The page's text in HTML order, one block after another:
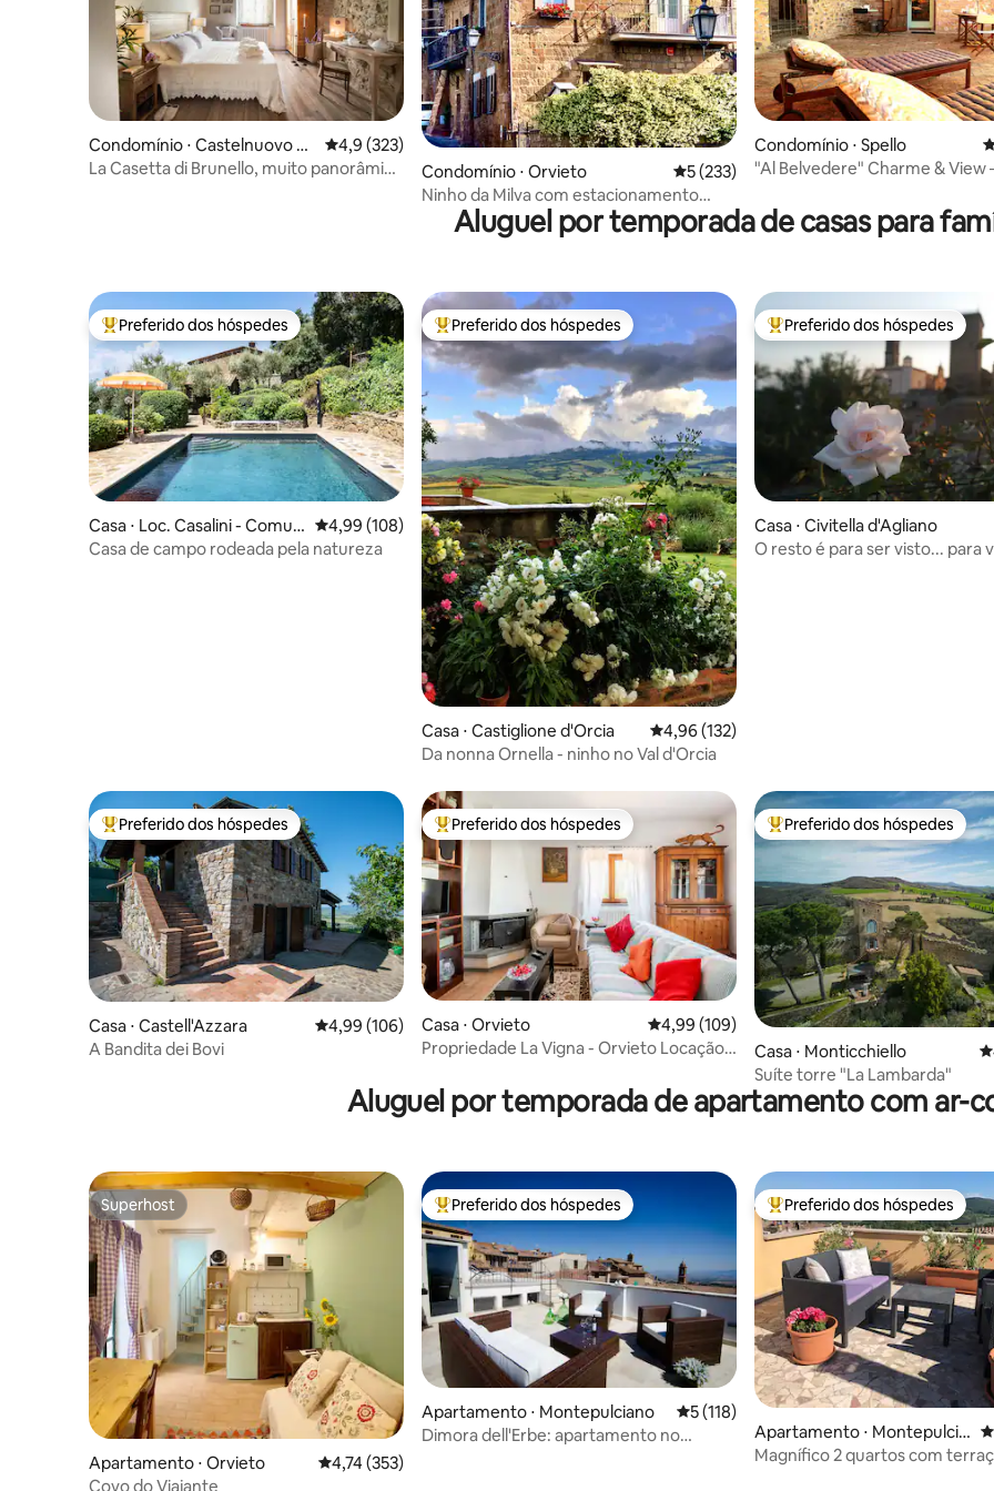
Condomínio ⋅ Castelnuovo de
ll’Abate
4,9 de uma avaliação média de 5, 323 avaliações
4,9 (323)
La Casetta di Brunello, muito panorâmica
Condomínio ⋅ Orvieto 5 de uma avaliação média de 5, 233
5 (233)
Ninho da Milva com estacionamento
gratuito
Condomínio ⋅ Spello
"Al Belvedere" Charme & View —
Aluguel por temporada de casas para
Entre os melhores preferidos dos hóspedes
Preferido dos hóspedes
Casa ⋅ Loc. Casalini - Comun
e Panicale
4,99 de uma avaliação média de 5, 108 avaliações
4,99 (108)
Casa de campo rodeada pela natureza
Entre os melhores preferidos dos hóspedes
Preferido dos hóspedes
Casa ⋅ Castiglione d'Orcia 4,96 de uma avaliação média de 5, 132
4,96 (132)
Da nonna Ornella - ninho no Val d'Orcia
Entre os melhores preferidos
Preferido dos hóspedes
Casa ⋅ Civitella d'Agliano
O resto é para ser visto... para
Entre os melhores preferidos dos hóspedes
Preferido dos hóspedes
Casa ⋅ Castell'Azzara 4,99 de uma avaliação média de 5, 106 avaliações
4,99 (106)
A Bandita dei Bovi
Entre os melhores preferidos dos hóspedes
Preferido dos hóspedes
Casa ⋅ Orvieto 4,99 de uma avaliação média de 5, 109
4,99 (109)
Propriedade La Vigna - Orvieto Locação
Entre os melhores preferidos
Preferido dos hóspedes
Casa ⋅ Monticchiello
Suíte torre "La Lambarda"
Aluguel por temporada de apartamento com ar-
Superhost
Superhost
Apartamento ⋅ Orvieto 4,74 de uma avaliação média de 5, 353 avaliações
4,74 (353)
Covo do Viajante
Entre os melhores preferidos dos hóspedes
Preferido dos hóspedes
Apartamento ⋅ Montepulciano 5 de uma avaliação média de 5, 118
5 (118)
Dimora dell'Erbe: apartamento no
Entre os melhores preferidos
Preferido dos hóspedes
Apartamento ⋅ Montepulcia
no
Magnífico 2 quartos com